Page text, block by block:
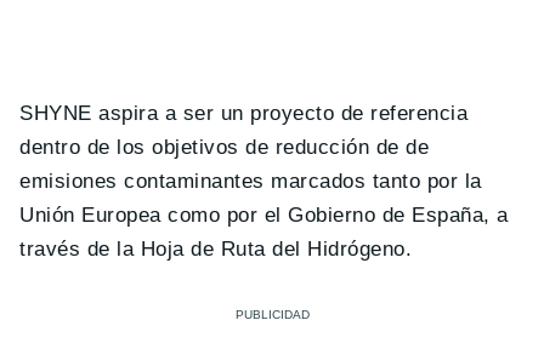
SHYNE aspira a ser un proyecto de referencia
dentro de los objetivos de reducción de de
emisiones contaminantes marcados tanto por la
Unión Europea como por el Gobierno de España, a
través de la Hoja de Ruta del Hidrógeno.